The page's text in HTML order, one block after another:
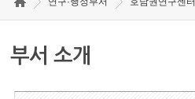
부서 소개